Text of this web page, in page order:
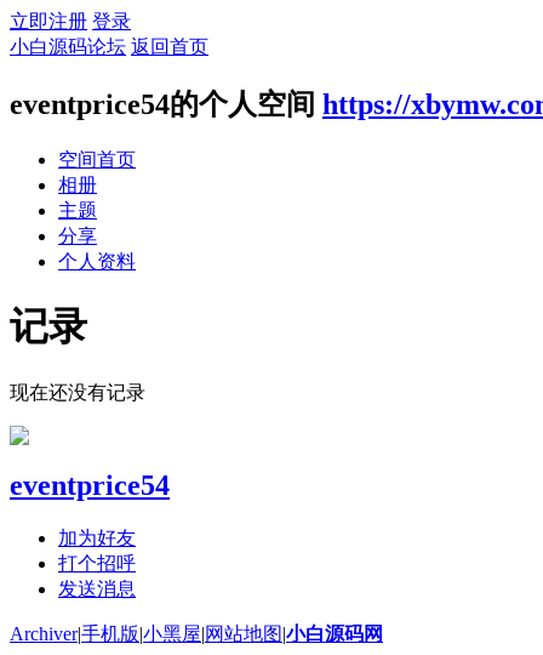
立即注册 登录
小白源码论坛 返回首页
eventprice54的个人空间 https://
空间首页
相册
主题
分享
个人资料
记录
现在还没有记录
eventprice54
加为好友
打个招呼
发送消息
Archiver|手机版|小黑屋|网站地图|小白源码网